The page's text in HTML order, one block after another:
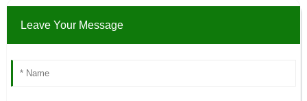
Leave Your Message